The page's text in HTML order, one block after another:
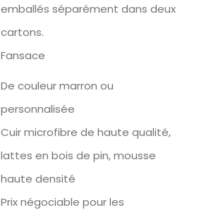
emballés séparément dans deux
cartons.
Fansace
De couleur marron ou
personnalisée
Cuir microfibre de haute qualité,
lattes en bois de pin, mousse
haute densité
Prix ​​négociable pour les